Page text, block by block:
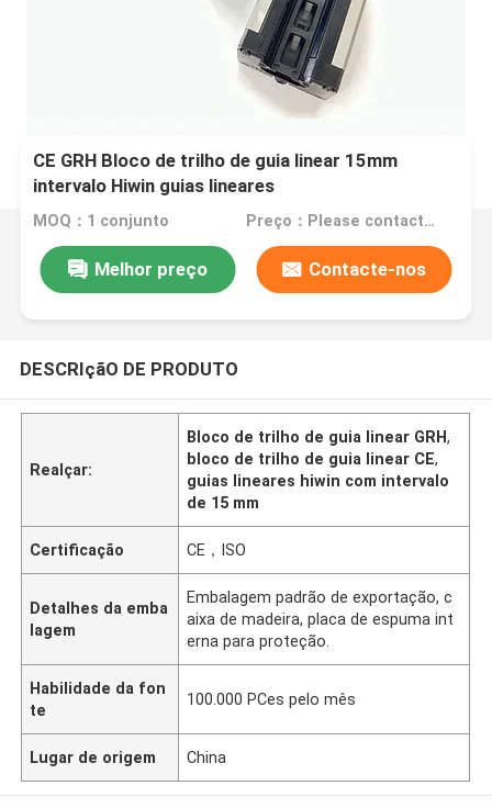
CE GRH Bloco de trilho de guia linear 15mm
intervalo Hiwin guias lineares
MOQ：1 conjunto Preço：Please contact for a quote
Melhor preço Contacte-nos
DESCRIçãO DE PRODUTO
Realçar:
Bloco de trilho de guia linear GRH,
bloco de trilho de guia linear CE,
guias lineares hiwin com intervalo
de 15 mm
Certificação CE，ISO
Detalhes da emba
lagem
Embalagem padrão de exportação, c
aixa de madeira, placa de espuma int
erna para proteção.
Habilidade da fon
te
100.000 PCes pelo mês
Lugar de origem China